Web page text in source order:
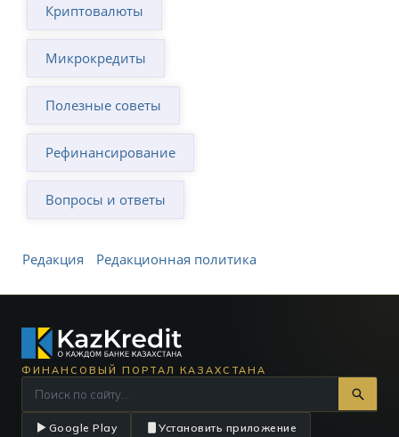
Криптовалюты
Микрокредиты
Полезные советы
Рефинансирование
Вопросы и ответы
Редакция Редакционная политика
ФИНАНСОВЫЙ ПОРТАЛ КАЗАХСТАНА
Google Play Установить приложение